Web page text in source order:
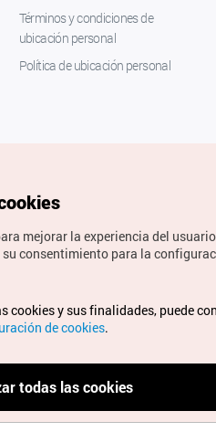
Términos y condiciones de
ubicación personal
Política de ubicación personal
Turismo de Corea. Todos los
relacionadas con el
al correoelectrónico oficial:
mejorar la experiencia del
consentimiento para la
cookies y sus finalidades, puede
de cookies.
todas las cookies